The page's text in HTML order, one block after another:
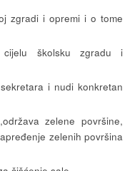
zgradi i opremi i o tome
cijelu školsku zgradu i
i nudi konkretan
zelene površine,
zelenih površina